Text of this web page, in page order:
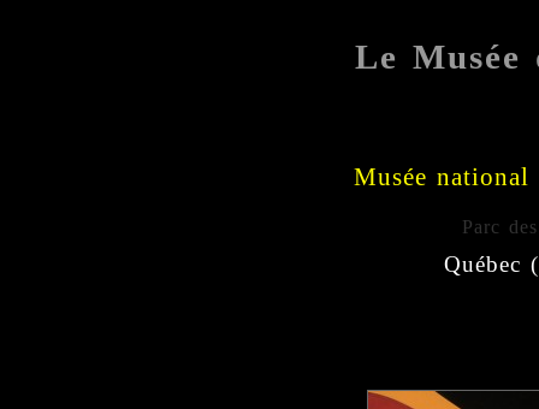
Le Musée
Musée national
Parc
Québec